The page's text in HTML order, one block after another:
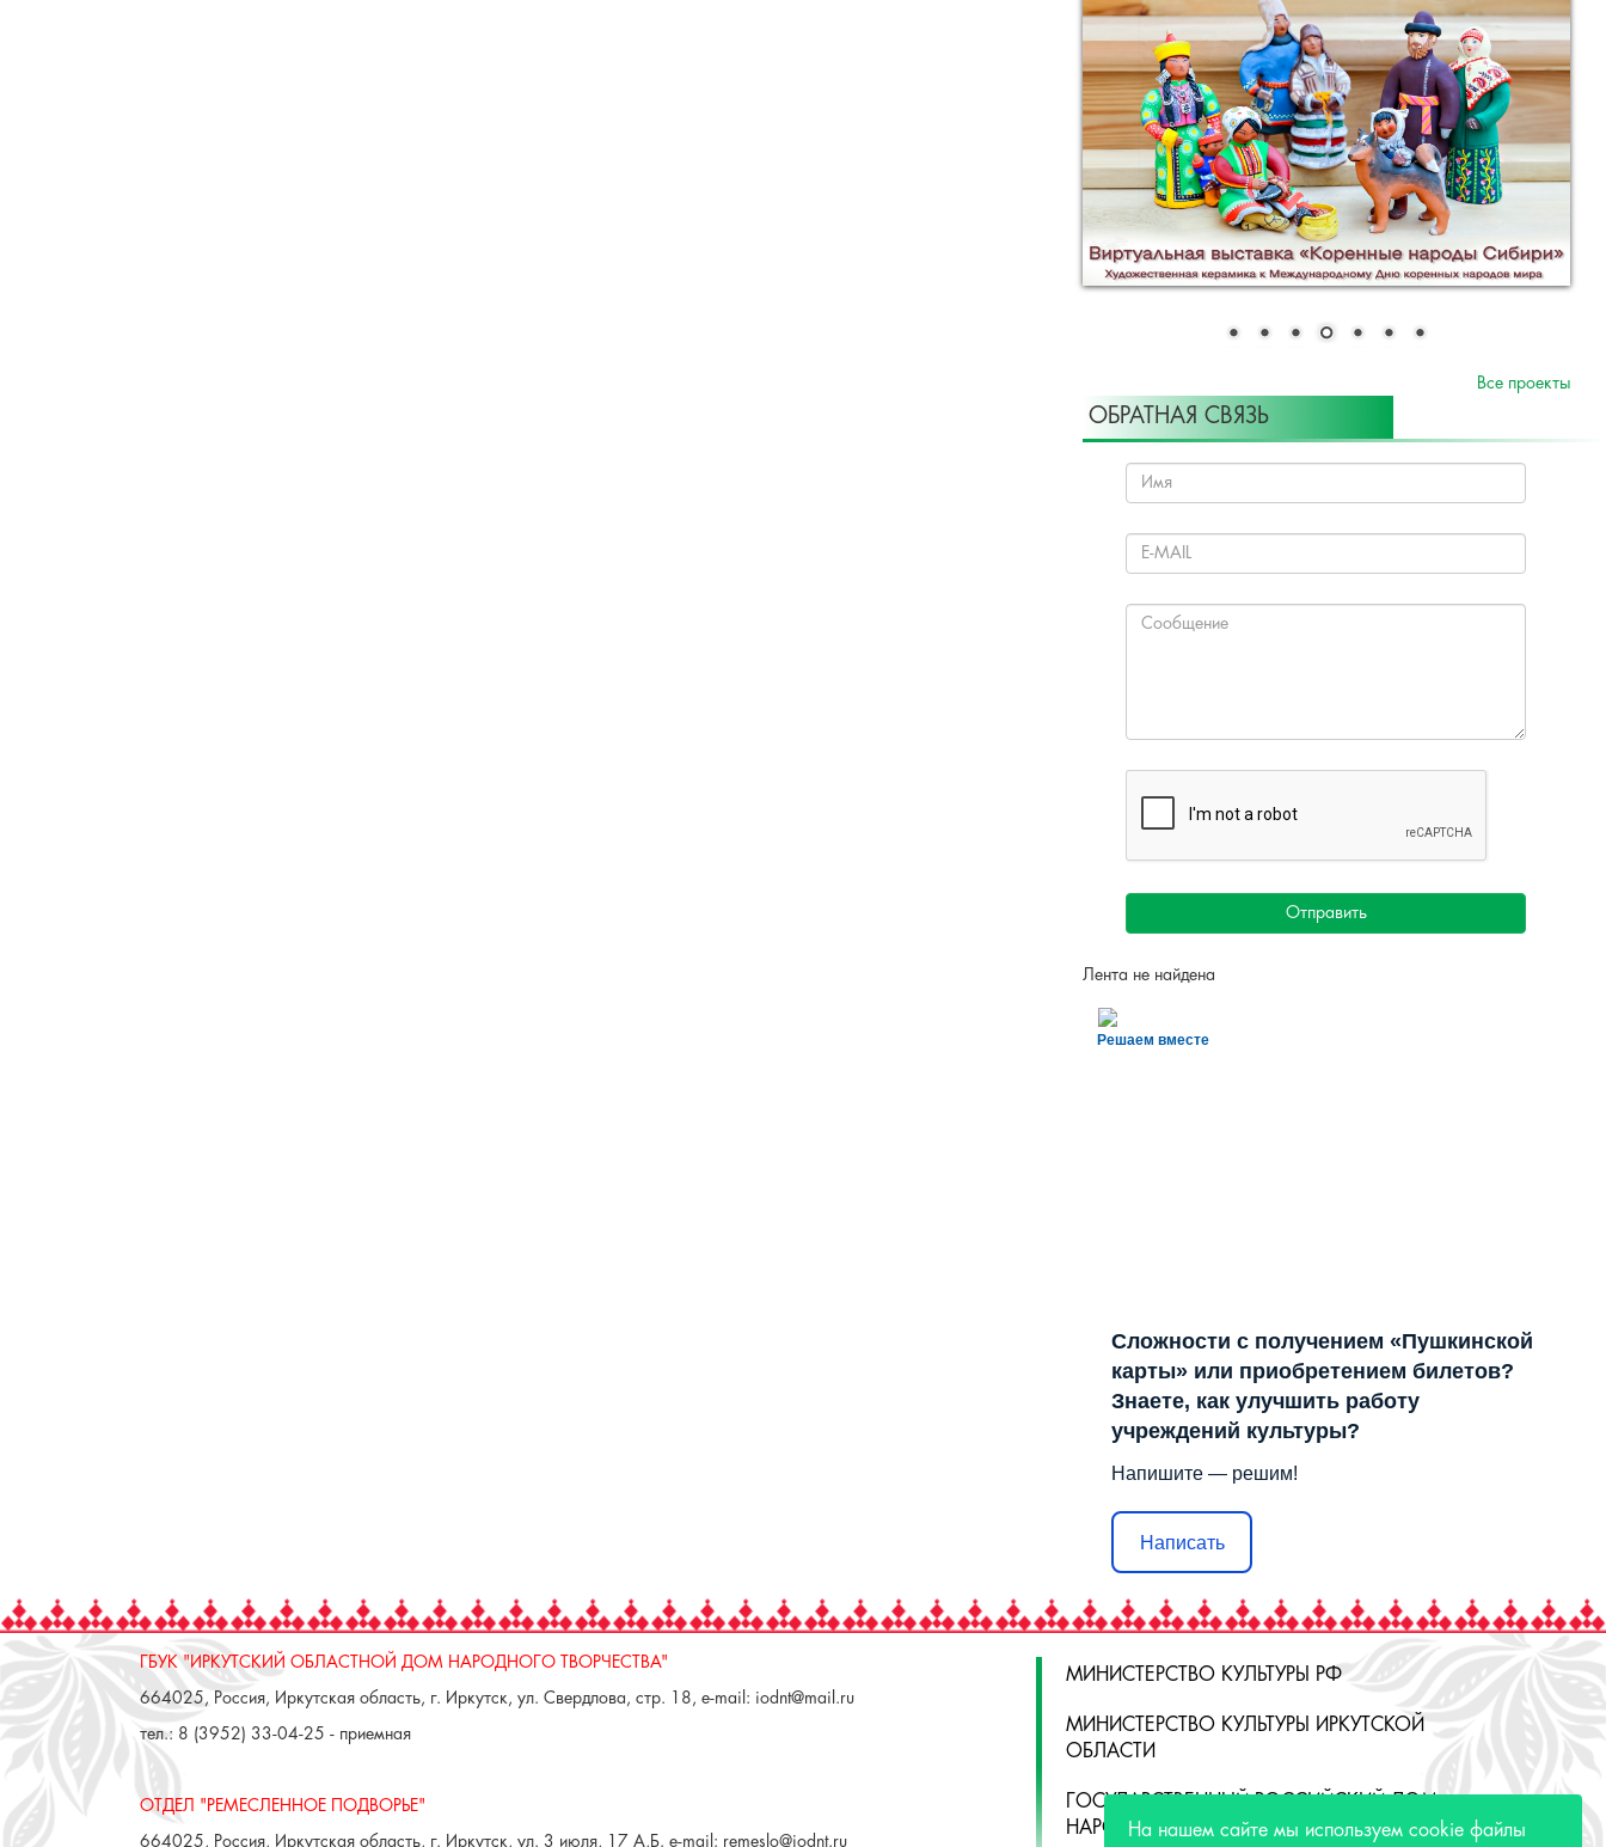
Все проекты
ОБРАТНАЯ СВЯЗЬ
Отправить
Лента не найдена
Решаем вместе
Сложности с получением «Пушкинской
карты» или приобретением билетов?
Знаете, как улучшить работу
учреждений культуры?
Напишите — решим!
Написать
ГБУК "ИРКУТСКИЙ ОБЛАСТНОЙ ДОМ НАРОДНОГО ТВОРЧЕСТВА"
664025, Россия, Иркутская область, г. Иркутск, ул. Свердлова, стр. 18, e-mail: iodnt@mail.ru
тел.: 8 (3952) 33-04-25 - приемная
ОТДЕЛ "РЕМЕСЛЕННОЕ ПОДВОРЬЕ"
664025, Россия, Иркутская область, г. Иркутск, ул. 3 июля, 17 А,Б. e-mail: remeslo@iodnt.ru
МИНИСТЕРСТВО КУЛЬТУРЫ РФ
МИНИСТЕРСТВО КУЛЬТУРЫ ИРКУТСКОЙ
ОБЛАСТИ
ГОСУДАРСТВЕННЫЙ РОССИЙСКИЙ ДОМ
НАРОДНОГО ТВОРЧЕСТВА
На нашем сайте мы используем cookie файлы